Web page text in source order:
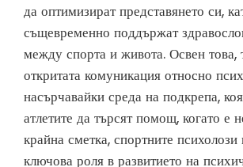
да оптимизират представянето си,
същевременно поддържат
между спорта и живота. Освен това,
откритата комуникация относно
насърчавайки среда на подкрепа,
атлетите да търсят помощ, когато е
крайна сметка, спортните психолози
ключова роля в развитието на